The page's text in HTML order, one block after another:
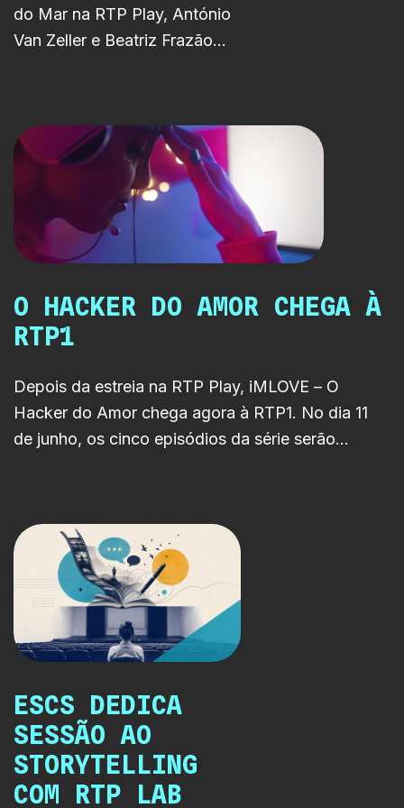
do Mar na RTP Play, António
Van Zeller e Beatriz Frazão
segundas oportunidades e o
desafio de interpretar as
versões jovens de Armindo e
Aurora, personagens que
ganham uma nova dimensão ao
O HACKER DO AMOR CHEGA À
RTP1
Depois da estreia na RTP Play, iMLOVE – O
Hacker do Amor chega agora à RTP1. No dia 11
de junho, os cinco episódios da série serão
ESCS DEDICA
SESSÃO AO
STORYTELLING
COM RTP LAB